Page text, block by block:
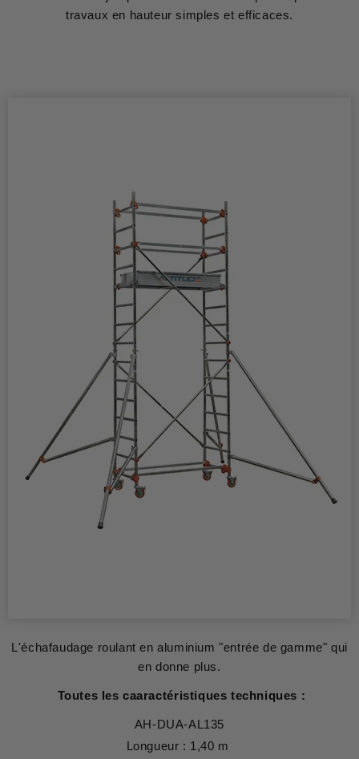
travaux en hauteur simples et efficaces.
L'échafaudage roulant en aluminium "entrée de gamme" qui
en donne plus.
Toutes les caaractéristiques techniques :
AH-DUA-AL135
Longueur : 1,40 m